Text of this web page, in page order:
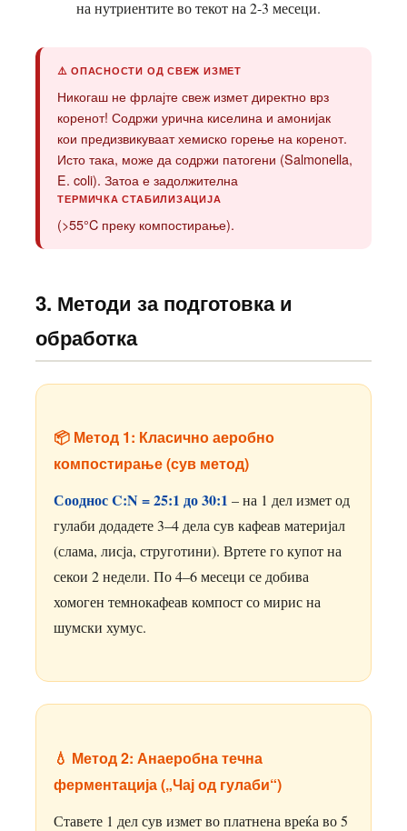
на нутриентите во текот на 2-3 месеци.
⚠️ ОПАСНОСТИ ОД СВЕЖ ИЗМЕТ
Никогаш не фрлајте свеж измет директно врз
коренот! Содржи урична киселина и амонијак
кои предизвикуваат хемиско горење на коренот.
Исто така, може да содржи патогени (Salmonella,
E. coli). Затоа е задолжителна
ТЕРМИЧКА СТАБИЛИЗАЦИЈА
(>55°C преку компостирање).
3. Методи за подготовка и
обработка
📦 Метод 1: Класично аеробно
компостирање (сув метод)
Сооднос C:N = 25:1 до 30:1 – на 1 дел измет од
гулаби додадете 3–4 дела сув кафеав материјал
(слама, лисја, струготини). Вртете го купот на
секои 2 недели. По 4–6 месеци се добива
хомоген темнокафеав компост со мирис на
шумски хумус.
💧 Метод 2: Анаеробна течна
ферментација („Чај од гулаби“)
Ставете 1 дел сув измет во платнена вреќа во 5